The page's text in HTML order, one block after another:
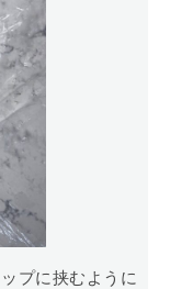
プに挟むように